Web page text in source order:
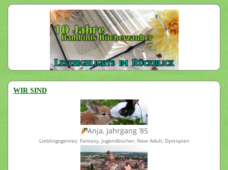
WIR SIND
Anja, Jahrgang ’85
Lieblingsgenres: Fantasy, Jugendbücher, New Adult, Dystopien